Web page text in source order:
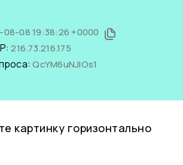
08 19:38:26 +0000
216.73.216.175
QcYM6uNJlOs1
картинку горизонтально